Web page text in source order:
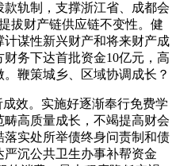
轨制，支撑浙江省、成都会
拔财产链供应链不变性。健
谋性新兴财产和将来财产成
务下达首批资金10亿元，高
鞭策城乡、区域协调成长？
效。实施好逐渐奉行免费学
高质量成长，不竭提高财会
实处所举债终身问责制和债
沉公共卫生办事补帮资金